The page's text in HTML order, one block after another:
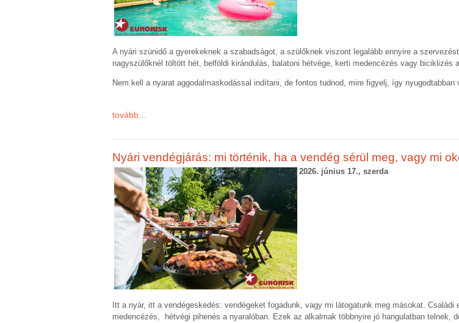
A nyári szünidő a gyerekeknek a szabadságot, a szülőknek viszont legalább ennyire a
nagyszülőknél töltött hét, belföldi kirándulás, balatoni hétvége, kerti medencézés vagy
Nem kell a nyarat aggodalmaskodással indítani, de fontos tudnod, mire figyelj, így nyugodtabban
tovább...
Nyári vendégjárás: mi történik, ha a vendég sérül meg, vagy mi
2026. június 17., szerda
Itt a nyár, itt a vendégeskedés: vendégeket fogadunk, vagy mi látogatunk meg másokat.
medencézés, hétvégi pihenés a nyaralóban. Ezek az alkalmak többnyire jó hangulatban telnek,